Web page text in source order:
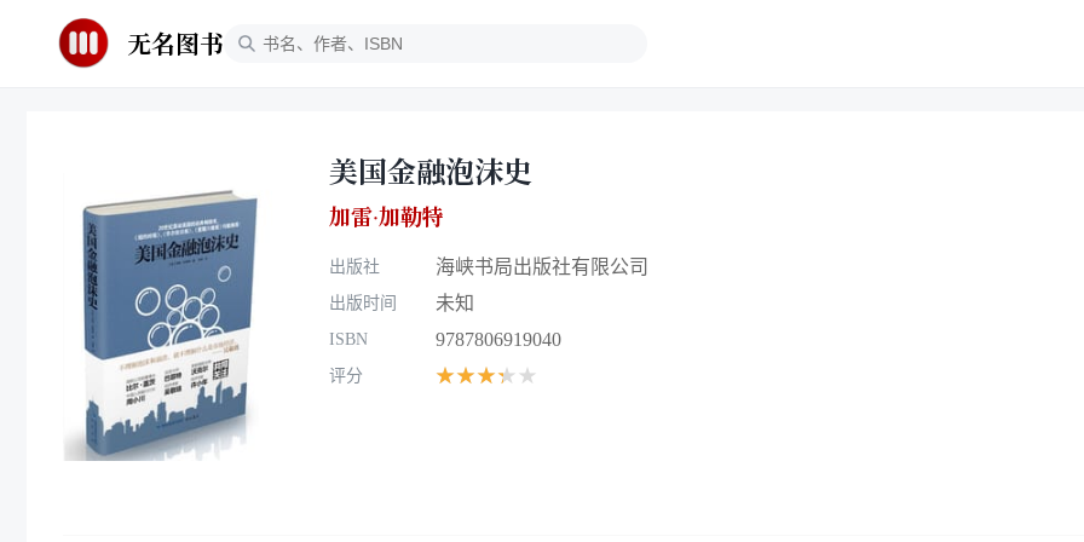
无名图书
美国金融泡沫史
加雷·加勒特
出版社 海峡书局出版社有限公司
出版时间 未知
ISBN 9787806919040
评分 ★★★★★